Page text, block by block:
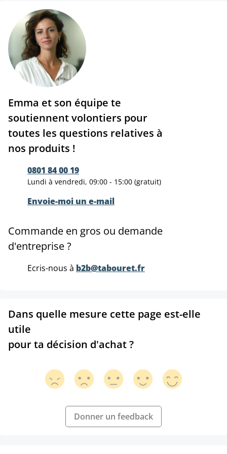
Emma et son équipe te
soutiennent volontiers pour
toutes les questions relatives à
nos produits !
0801 84 00 19
Lundi à vendredi, 09:00 - 15:00 (gratuit)
Envoie-moi un e-mail
Commande en gros ou demande
d'entreprise ?
Ecris-nous à b2b@tabouret.fr
Dans quelle mesure cette page est-elle
utile
pour ta décision d'achat ?
Donner un feedback